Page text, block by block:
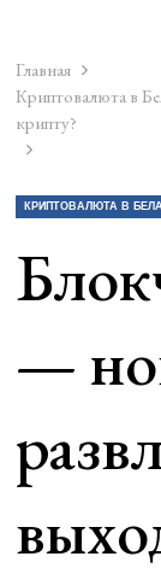
Главная
Криптовалюта в
крипту?
—